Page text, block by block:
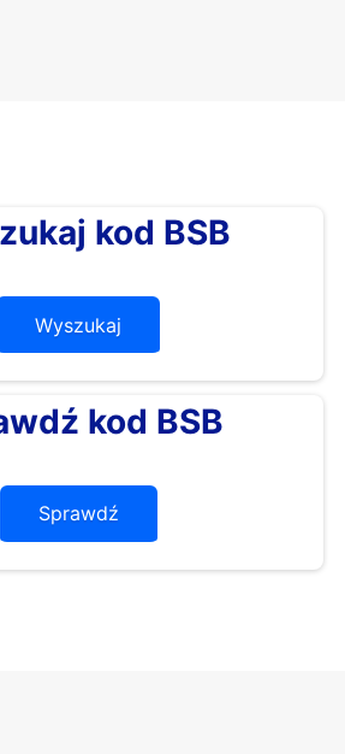
kod BSB
Wyszukaj
kod BSB
Sprawdź